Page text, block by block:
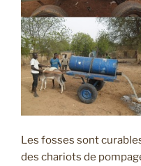
Les fosses sont
des chariots de